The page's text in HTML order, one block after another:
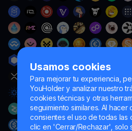
Usamos cookies
Para mejorar tu experiencia,
YouHolder y analizar nuestro
cookies técnicas y otras
seguimiento similares. Al hacer
consientes el uso de todas las
clic en 'Cerrar/Rechazar', solo